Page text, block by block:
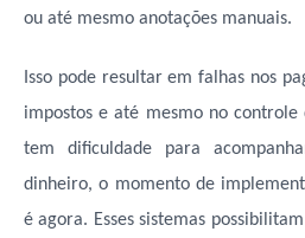
ou até mesmo anotações manuais.
Isso pode resultar em falhas nos
impostos e até mesmo no controle
tem dificuldade para
dinheiro, o momento de
é agora. Esses sistemas